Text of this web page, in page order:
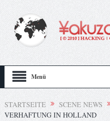
Menü
STARTSEITE SCENE NEWS
VERHAFTUNG IN HOLLAND